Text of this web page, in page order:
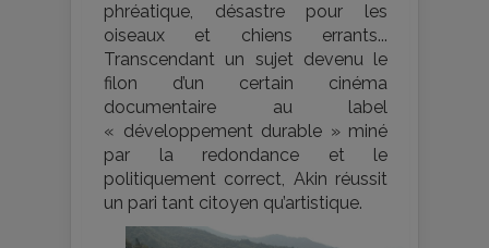
phréatique, désastre pour les
oiseaux et chiens errants...
Transcendant un sujet devenu le
filon d’un certain cinéma
documentaire au label
« développement durable » miné
par la redondance et le
politiquement correct, Akin réussit
un pari tant citoyen qu’artistique.